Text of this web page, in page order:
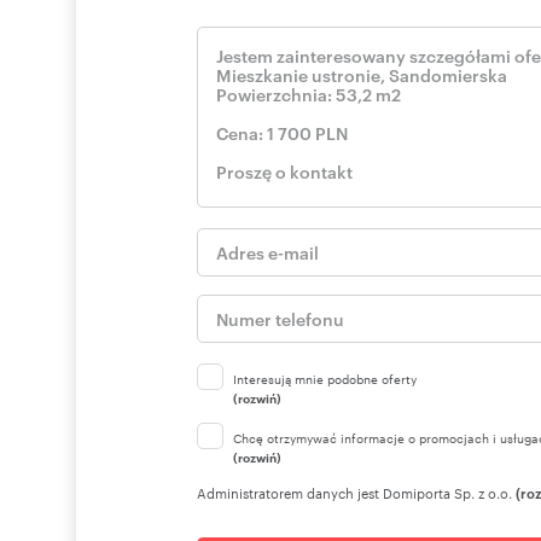
Interesują mnie podobne oferty
(rozwiń)
Chcę otrzymywać informacje o promocjach i
(rozwiń)
Administratorem danych jest Domiporta Sp. z o.o.